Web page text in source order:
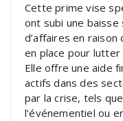
Cette prime vise
ont subi une
d’affaires en
en place pour
Elle offre une aide
actifs dans des
par la crise, tels
l’événementiel ou